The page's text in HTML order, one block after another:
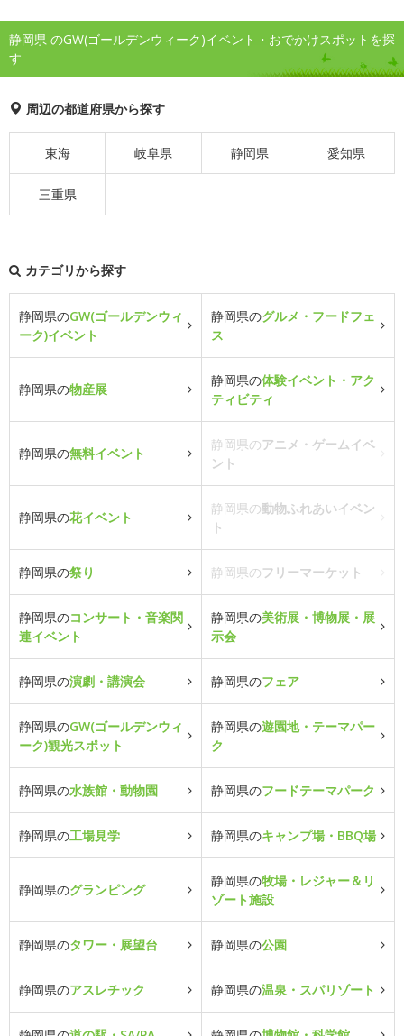
静岡県 のGW(ゴールデンウィーク)イベント・おでかけスポットを探
す
周辺の都道府県から探す
東海 岐阜県 静岡県 愛知県
三重県
カテゴリから探す
静岡県のGW(ゴールデンウィ
ーク)イベント
静岡県のグルメ・フードフェ
ス
静岡県の物産展
静岡県の体験イベント・アク
ティビティ
静岡県の無料イベント
静岡県のアニメ・ゲームイベ
ント
静岡県の花イベント
静岡県の動物ふれあいイベン
ト
静岡県の祭り 静岡県のフリーマーケット
静岡県のコンサート・音楽関
連イベント
静岡県の美術展・博物展・展
示会
静岡県の演劇・講演会 静岡県のフェア
静岡県のGW(ゴールデンウィ
ーク)観光スポット
静岡県の遊園地・テーマパー
ク
静岡県の水族館・動物園 静岡県のフードテーマパーク
静岡県の工場見学 静岡県のキャンプ場・BBQ場
静岡県のグランピング
静岡県の牧場・レジャー＆リ
ゾート施設
静岡県のタワー・展望台 静岡県の公園
静岡県のアスレチック 静岡県の温泉・スパリゾート